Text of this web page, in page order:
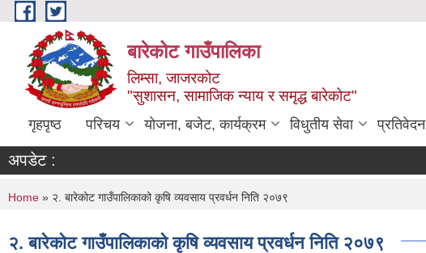
Skip to main content
बारेकोट गाउँपालिका
लिम्सा, जाजरकोट
"सुशासन, सामाजिक न्याय र समृद्ध बारेकोट"
गृहपृष्ठ परिचय योजना, बजेट, कार्यक्रम विधुतीय सेवा प्रतिवेदन
अपडेट :
You are here
Home » २. बारेकोट गाउँपालिकाको कृषि व्यवसाय प्रवर्धन निति २०७९
२. बारेकोट गाउँपालिकाको कृषि व्यवसाय प्रवर्धन निति २०७९